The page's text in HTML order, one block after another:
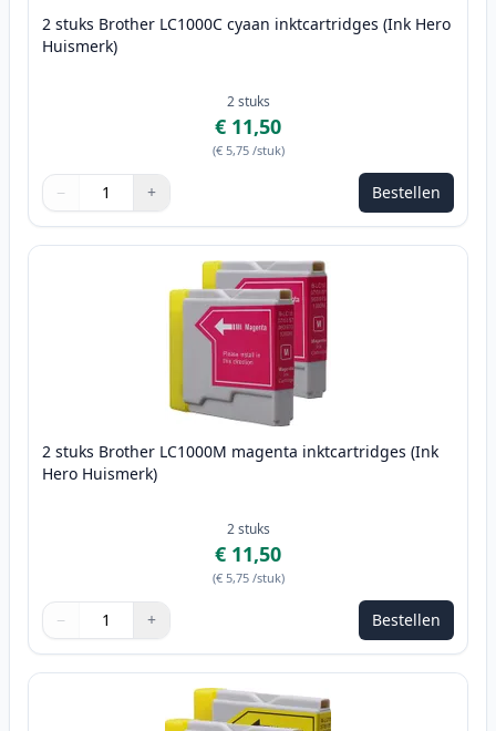
2 stuks Brother LC1000C cyaan inktcartridges (Ink Hero
Huismerk)
2 stuks
€ 11,50
(€ 5,75 /stuk)
Aantal
Gebruik de knoppen om aan te passen
− +
Aantal 1 Bestellen
2 stuks Brother LC1000M magenta inktcartridges (Ink
Hero Huismerk)
2 stuks
€ 11,50
(€ 5,75 /stuk)
Aantal
Gebruik de knoppen om aan te passen
− +
Aantal 1 Bestellen